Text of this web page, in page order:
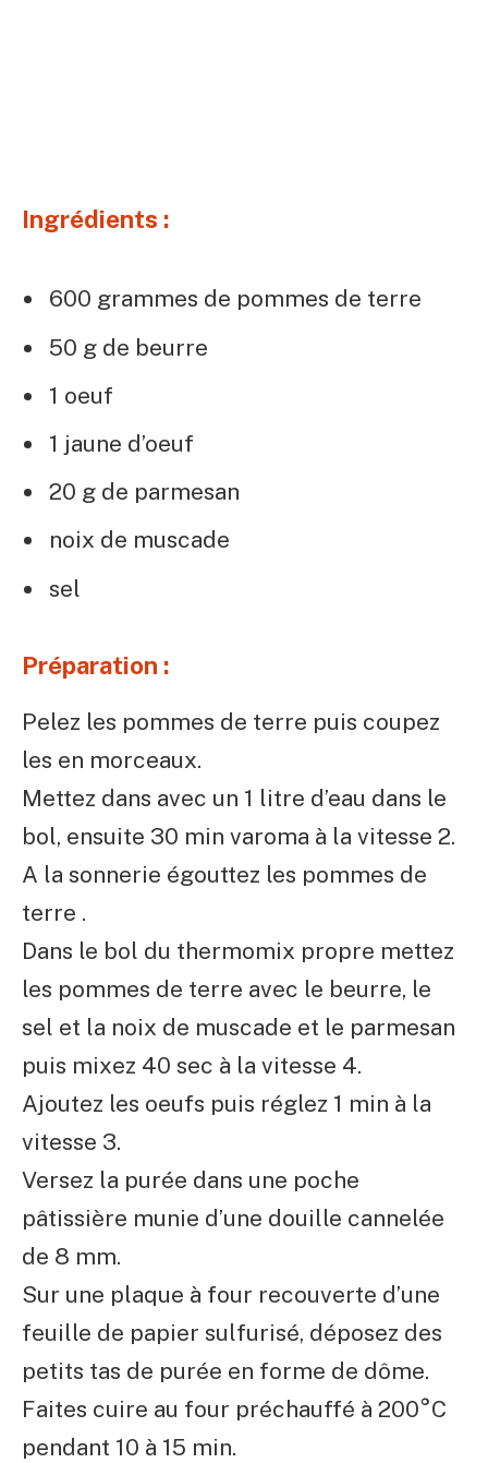
Ingrédients :
600 grammes de pommes de terre
50 g de beurre
1 oeuf
1 jaune d’oeuf
20 g de parmesan
noix de muscade
sel
Préparation :
Pelez les pommes de terre puis coupez
les en morceaux.
Mettez dans avec un 1 litre d’eau dans le
bol, ensuite 30 min varoma à la vitesse 2.
A la sonnerie égouttez les pommes de
terre .
Dans le bol du thermomix propre mettez
les pommes de terre avec le beurre, le
sel et la noix de muscade et le parmesan
puis mixez 40 sec à la vitesse 4.
Ajoutez les oeufs puis réglez 1 min à la
vitesse 3.
Versez la purée dans une poche
pâtissière munie d’une douille cannelée
de 8 mm.
Sur une plaque à four recouverte d’une
feuille de papier sulfurisé, déposez des
petits tas de purée en forme de dôme.
Faites cuire au four préchauffé à 200°C
pendant 10 à 15 min.